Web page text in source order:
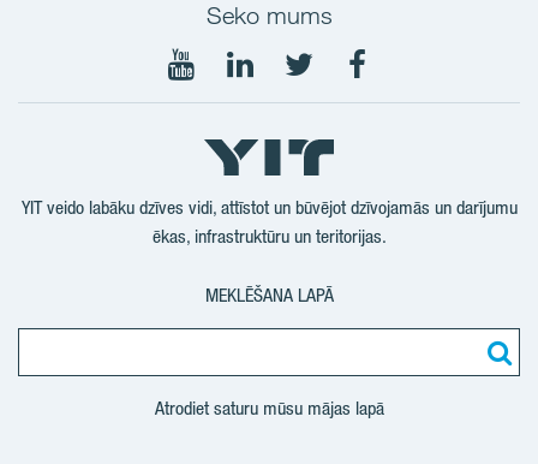
Seko mums
Seko
mums
YouTube
Seko
mums
LinkedIn
Seko
mums
Twtitter
Seko
YIT veido labāku dzīves vidi, attīstot un būvējot dzīvojamās un darījumu
ēkas, infrastruktūru un teritorijas.
MEKLĒŠANA LAPĀ
Atrodiet saturu mūsu mājas lapā